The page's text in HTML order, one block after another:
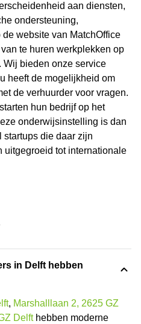
aan diensten,
ondersteuning,
website van MatchOffice
te huren werkplekken op
Wij bieden onze service
heeft de mogelijkheid om
de verhuurder voor vragen.
hun bedrijf op het
onderwijsinstelling is dan
startups die daar zijn
uitgegroeid tot internationale
in Delft hebben
, Marshalllaan 2, 2625 GZ
Delfthebben moderne